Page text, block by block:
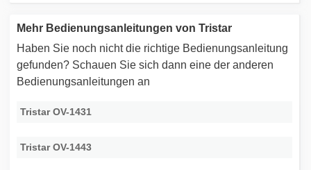
Mehr Bedienungsanleitungen von Tristar
Haben Sie noch nicht die richtige Bedienungsanleitung
gefunden? Schauen Sie sich dann eine der anderen
Bedienungsanleitungen an
Tristar OV-1431
Tristar OV-1443